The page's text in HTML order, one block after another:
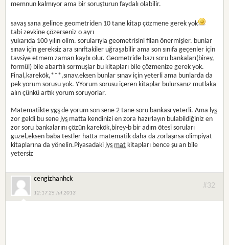
memnun kalmıyor ama bir soruşturun faydalı olabilir.
savaş sana gelince geometriden 10 tane kitap çözmene gerek yok
tabi zevkine çözerseniz o ayrı
yukarıda 100 yılın olim. sorularıyla geometrisini filan önermişler. bunlar
sınav için gereksiz ara sınıftakiler uğraşabilir ama son sınıfa geçenler için
tavsiye etmem zaman kaybı olur. Geometride bazı soru bankaları(birey,
formül) bile abartılı sormuşlar bu kitapları bile çözmenize gerek yok.
Final,karekök,***,sınav,eksen bunlar sınav için yeterli ama bunlarda da
pek yorum sorusu yok. YYorum sorusu içeren kitaplar bulursanız mutlaka
alın çünkü artık yorum soruyorlar.
Matematikteygs de yorum son sene 2 tane soru bankası yeterli. Ama lys
zor geldi bu sene lys matta kendinizi en zora hazırlayın bulabildiğiniz en
zor soru bankalarını çözün karekök,birey-b bir adım ötesi soruları
güzel,eksen baba testler hatta matematik daha da zorlaşırsa olimpiyat
kitaplarına da yönelin.Piyasadaki lys mat kitapları bence şu an bile
yetersiz
cengizhanhck
12:17 25 Jul 2013
#32